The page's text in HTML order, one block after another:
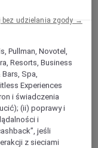
Pullman, Novotel,
Resorts, Business
Spa,
Experiences
i świadczenia
(ii) poprawy i
i
jeśli
z sieciami
bez udzielania zgody →